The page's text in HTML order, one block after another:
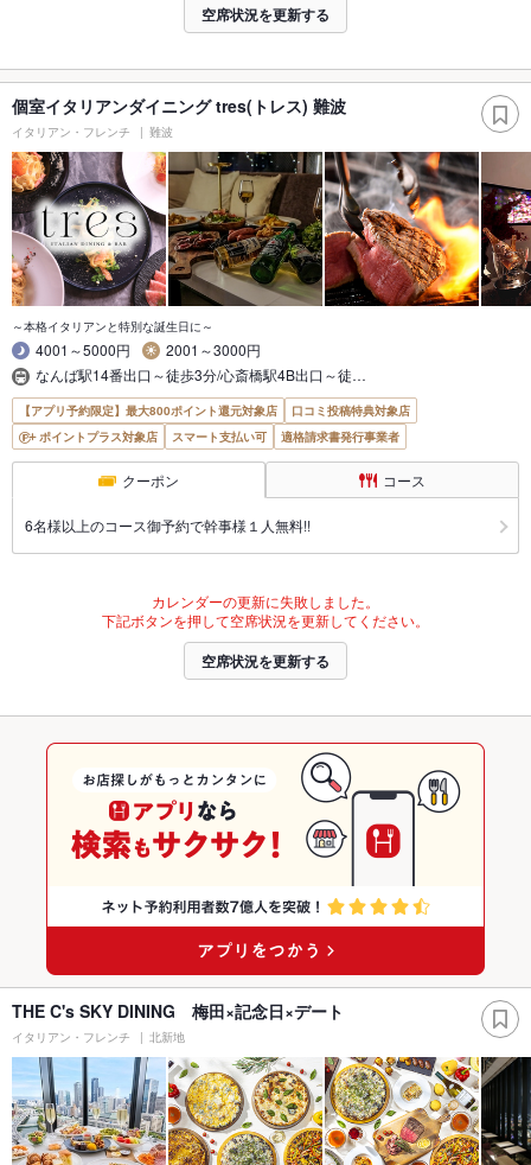
空席状況を更新する
個室イタリアンダイニング tres(トレス) 難波
イタリアン・フレンチ 難波
～本格イタリアンと特別な誕生日に～
4001～5000円
2001～3000円
なんば駅14番出口～徒歩3分/心斎橋駅4B出口～徒…
【アプリ予約限定】最大800ポイント還元対象店
口コミ投稿特典対象店
ポイントプラス対象店
スマート支払い可 適格請求書発行事業者
クーポン コース
6名様以上のコース御予約で幹事様１人無料!!
カレンダーの更新に失敗しました。
下記ボタンを押して空席状況を更新してください。
空席状況を更新する
THE C's SKY DINING 梅田×記念日×デート
イタリアン・フレンチ 北新地